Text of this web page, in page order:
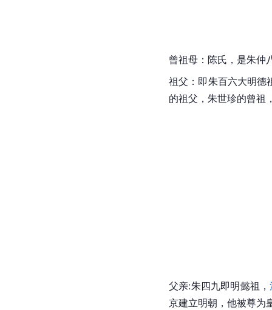
曾祖母： 陈氏 ，是朱仲
祖父：即朱百六大明德
的祖父，朱世珍的曾祖
父亲:朱四九即明懿祖 ，
京建立明朝 ，他被尊为